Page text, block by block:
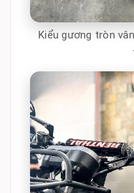
Kiểu gương tròn